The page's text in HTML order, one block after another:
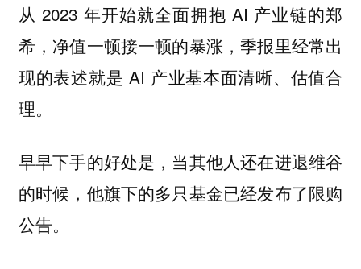
从 2023 年开始就全面拥抱 AI 产业链的郑
希，净值一顿接一顿的暴涨，季报里经常出
现的表述就是 AI 产业基本面清晰、估值合
理。
早早下手的好处是，当其他人还在进退维谷
的时候，他旗下的多只基金已经发布了限购
公告。